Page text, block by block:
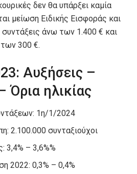
δεν θα υπάρξει καμία
μείωση Ειδικής Εισφοράς και
συντάξεις άνω των 1.400 € και
300 €.
Αυξήσεις –
Όρια ηλικίας
1η/1/2024
2.100.000 συνταξιούχοι
3,4% – 3,6%%
2022: 0,3% – 0,4%